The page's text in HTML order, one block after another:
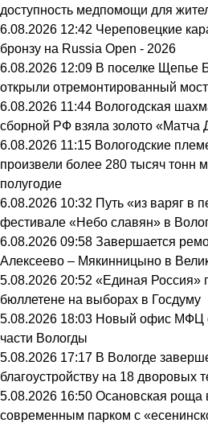
доступность медпомощи для
6.08.2026 12:42 Череповецкие
бронзу на Russia Open - 2026
6.08.2026 12:09 В поселке Щепье
открыли отремонтированный мост
6.08.2026 11:44 Вологодская
сборной РФ взяла золото «Матча
6.08.2026 11:15 Вологодские
произвели более 280 тысяч тонн
полугодие
6.08.2026 10:32 Путь «из варяг в
фестивале «Небо славян» в
6.08.2026 09:58 Завершается
Алексеево – Мякинницыно в
5.08.2026 20:52 «Единая Россия»
бюллетене на выборах в Госдуму
5.08.2026 18:03 Новый офис МФЦ
части Вологды
5.08.2026 17:17 В Вологде
благоустройству на 18 дворовых
5.08.2026 16:50 Осановская роща
современным парком с